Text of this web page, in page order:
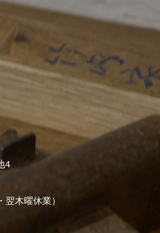
4
木曜休業）